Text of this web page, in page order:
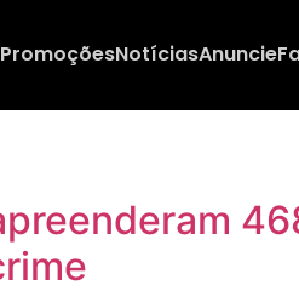
PromoçõesNotíciasAnuncie